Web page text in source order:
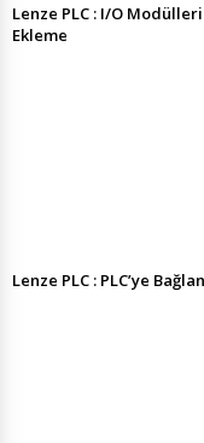
Lenze PLC : I/O Modülleri
Ekleme
Lenze PLC : PLC’ye